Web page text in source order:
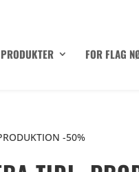
FOR FLAG
-50%